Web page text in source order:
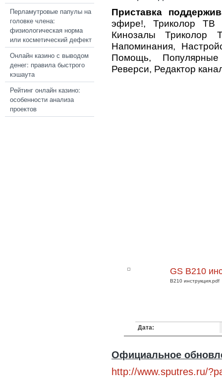
Перламутровые папулы на
головке члена:
физиологическая норма
или косметический дефект
Онлайн казино с выводом
денег: правила быстрого
кэшаута
Рейтинг онлайн казино:
особенности анализа
проектов
Приставка
эфире!, Триколор ТВ
Кинозалы Триколор
Напоминания,
Помощь,
Реверси, Редактор
GS B210
B210 инструкция.pdf
Дата:
Официальное
http://www.sputres.ru/